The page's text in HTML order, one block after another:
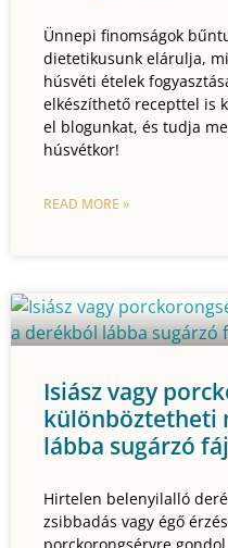
Ünnepi finomságok
dietetikusunk elárulja,
húsvéti ételek
elkészíthető recepttel is
el blogunkat, és tudja
húsvétkor!
READ MORE »
Isiász vagy
különböztetheti
lábba sugárzó
Hirtelen belenyilalló
zsibbadás vagy égő